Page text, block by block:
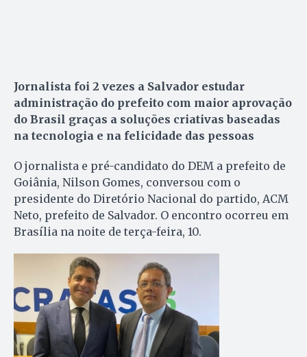
Jornalista foi 2 vezes a Salvador estudar
administração do prefeito com maior aprovação
do Brasil graças a soluções criativas baseadas
na tecnologia e na felicidade das pessoas
O jornalista e pré-candidato do DEM a prefeito de
Goiânia, Nilson Gomes, conversou com o
presidente do Diretório Nacional do partido, ACM
Neto, prefeito de Salvador. O encontro ocorreu em
Brasília na noite de terça-feira, 10.